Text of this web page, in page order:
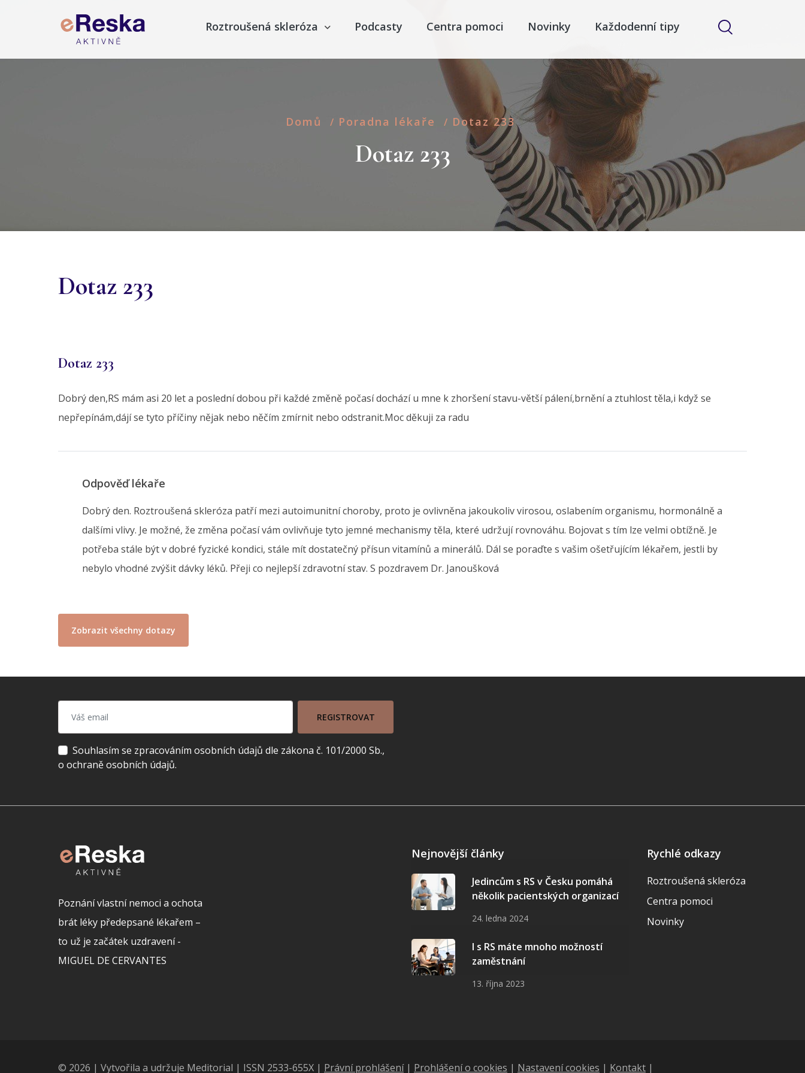
Roztroušená skleróza Podcasty Centra pomoci Novinky Každodenní tipy
Domů / Poradna lékaře / Dotaz 233
Dotaz 233
Dotaz 233
Dotaz 233
Dobrý den,RS mám asi 20 let a poslední dobou při každé změně počasí dochází u mne k zhoršení stavu-větší pálení,brnění a ztuhlost těla,i když se
nepřepínám,dájí se tyto příčiny nějak nebo něčím zmírnit nebo odstranit.Moc děkuji za radu
Odpověď lékaře
Dobrý den. Roztroušená skleróza patří mezi autoimunitní choroby, proto je ovlivněna jakoukoliv virosou, oslabením organismu, hormonálně a
dalšími vlivy. Je možné, že změna počasí vám ovlivňuje tyto jemné mechanismy těla, které udržují rovnováhu. Bojovat s tím lze velmi obtížně. Je
potřeba stále být v dobré fyzické kondici, stále mít dostatečný přísun vitamínů a minerálů. Dál se poraďte s vašim ošetřujícím lékařem, jestli by
nebylo vhodné zvýšit dávky léků. Přeji co nejlepší zdravotní stav. S pozdravem Dr. Janoušková
Zobrazit všechny dotazy
REGISTROVAT
Souhlasím se zpracováním osobních údajů dle zákona č. 101/2000 Sb.,
o ochraně osobních údajů.
Poznání vlastní nemoci a ochota
brát léky předepsané lékařem –
to už je začátek uzdravení -
MIGUEL DE CERVANTES
Nejnovější články
Jedincům s RS v Česku pomáhá
několik pacientských organizací
24. ledna 2024
I s RS máte mnoho možností
zaměstnání
13. října 2023
Rychlé odkazy
Roztroušená skleróza
Centra pomoci
Novinky
© 2026 | Vytvořila a udržuje Meditorial | ISSN 2533-655X | Právní prohlášení| Prohlášení o cookies | Nastavení cookies | Kontakt |